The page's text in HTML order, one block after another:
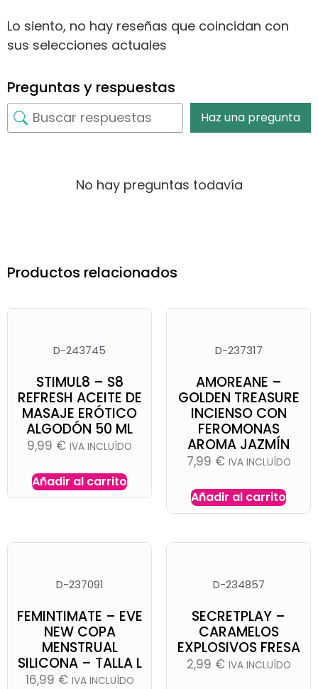
Lo siento, no hay reseñas que coincidan con
sus selecciones actuales
Preguntas y respuestas
Haz una pregunta
No hay preguntas todavía
Productos relacionados
D-243745
STIMUL8 – S8
REFRESH ACEITE DE
MASAJE ERÓTICO
ALGODÓN 50 ML
9,99 € IVA INCLUÍDO
Añadir al carrito
D-237317
AMOREANE –
GOLDEN TREASURE
INCIENSO CON
FEROMONAS
AROMA JAZMÍN
7,99 € IVA INCLUÍDO
Añadir al carrito
D-237091
FEMINTIMATE – EVE
NEW COPA
MENSTRUAL
SILICONA – TALLA L
16,99 € IVA INCLUÍDO
D-234857
SECRETPLAY –
CARAMELOS
EXPLOSIVOS FRESA
2,99 € IVA INCLUÍDO